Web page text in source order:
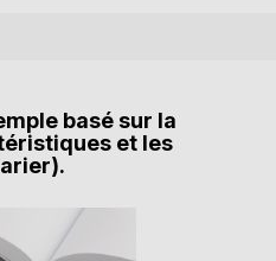
basé sur la
et les